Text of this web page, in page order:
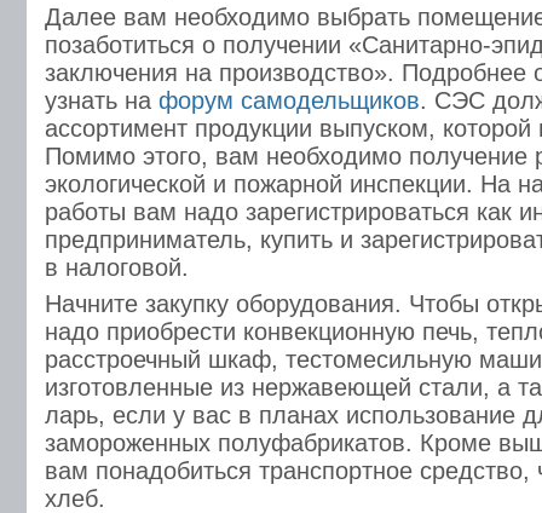
Далее вам необходимо выбрать
позаботиться о получении «Санитарно-
заключения на производство». Подробнее
узнать на форум самодельщиков. СЭС
ассортимент продукции выпуском,
Помимо этого, вам необходимо получение
экологической и пожарной инспекции. На
работы вам надо зарегистрироваться как
предприниматель, купить и
в налоговой.
Начните закупку оборудования. Чтобы
надо приобрести конвекционную печь,
расстроечный шкаф, тестомесильную
изготовленные из нержавеющей стали, а
ларь, если у вас в планах использование
замороженных полуфабрикатов. Кроме
вам понадобиться транспортное средство,
хлеб.